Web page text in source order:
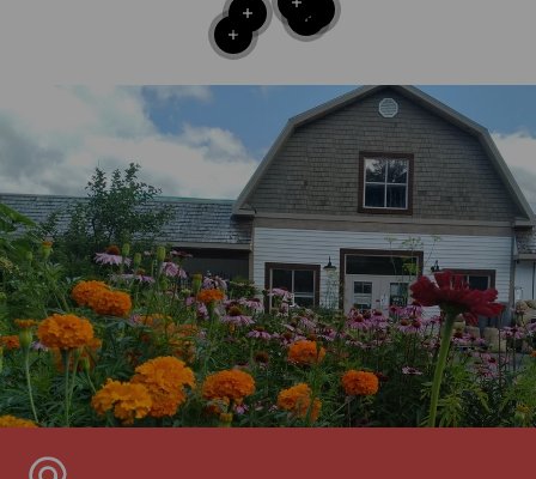
En savoir plus
En savoir plus
En savoir plus
En savoir plus
En savoir plus